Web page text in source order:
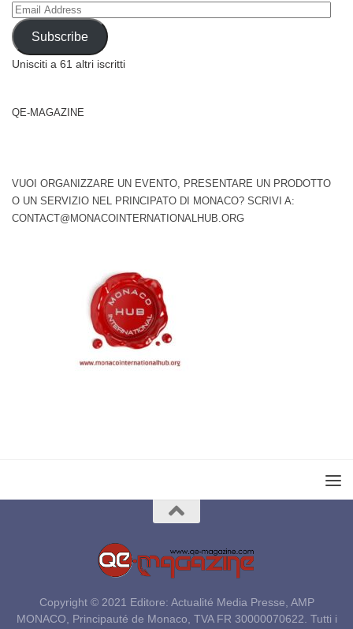
Email
Address
Subscribe
Unisciti a 61 altri iscritti
QE-MAGAZINE
VUOI ORGANIZZARE UN EVENTO, PRESENTARE UN PRODOTTO
O UN SERVIZIO NEL PRINCIPATO DI MONACO? SCRIVI A:
CONTACT@MONACOINTERNATIONALHUB.ORG
Copyright © 2021 Editore: Actualité Media Presse, AMP
MONACO, Principauté de Monaco, TVA FR 30000070622. Tutti i